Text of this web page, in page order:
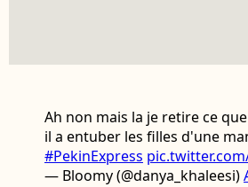
Ah non mais la je retire ce
il a entuber les filles d'une
#PekinExpress
— Bloomy (@danya_khaleesi)